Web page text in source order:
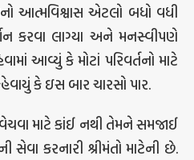
આત્મવિશ્વાસ એટલો બધો વધી
કરવા લાગ્યા અને મનસ્વીપણે
આવ્યું કે મોટાં પરિવર્તનો માટે
કે ઇસ બાર ચારસો પાર.
માટે કાંઈ નથી તેમને સમજાઈ
સેવા કરનારી શ્રીમંતો માટેની છે.